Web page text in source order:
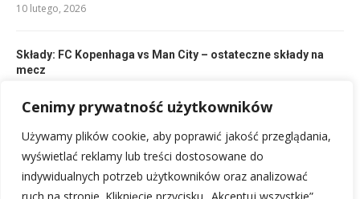
Cenimy prywatność użytkowników
Używamy plików cookie, aby poprawić jakość przeglądania,
wyświetlać reklamy lub treści dostosowane do
indywidualnych potrzeb użytkowników oraz analizować
10 lutego, 2026
Składy: FC Kopenhaga vs Man City – ostateczne składy na
mecz
Reprezentacja Węgier w piłce nożnej mężczyzn: historia
sukcesów
24 lutego, 2026